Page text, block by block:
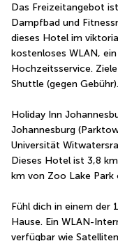
Das Freizeitangebot
Dampfbad und
dieses Hotel im
kostenloses WLAN,
Hochzeitsservice.
Shuttle (gegen Gebühr).
Holiday Inn
Johannesburg
Universität
Dieses Hotel ist 3,8
km von Zoo Lake
Fühl dich in einem der
Hause. Ein WLAN-
verfügbar wie